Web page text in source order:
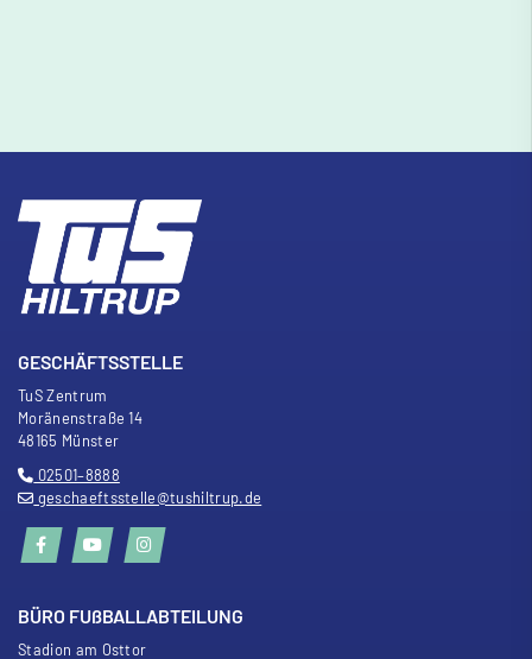
GESCHÄFTSSTELLE
TuS Zentrum
Moränenstraße 14
48165 Münster
02501–8888
geschaeftsstelle@tushiltrup.de
BÜRO FUßBALLABTEILUNG
Stadion am Osttor